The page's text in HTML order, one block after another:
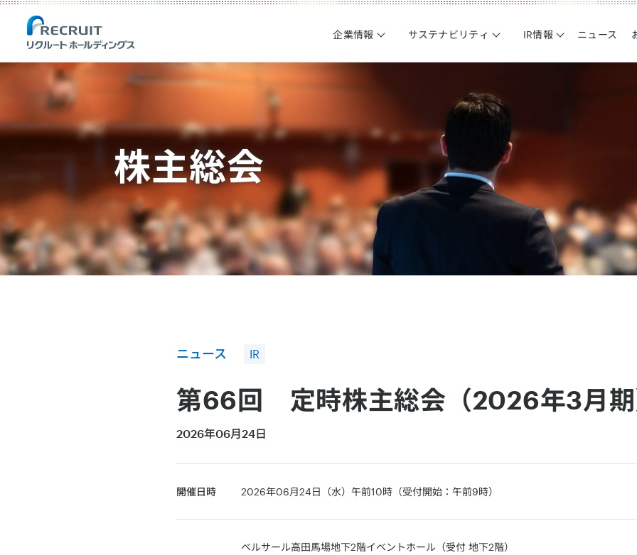
Recruit Holdings
企業情報 サステナビリティ IR情報 ニュース
株主総会
ニュース IR
第66回 定時株主総会（2026年3月
2026年06月24日
開催日時 2026年06月24日（水）午前10時（受付開始：午前9時）
ベルサール高田馬場地下2階イベントホール （受付 地下2階）